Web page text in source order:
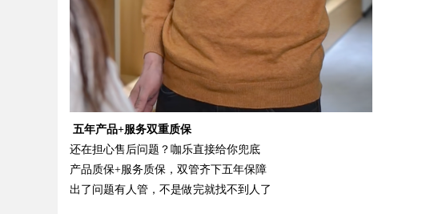
五年产品+服务双重质保
还在担心售后问题？咖乐直接给你兜底
产品质保+服务质保，双管齐下五年保障
出了问题有人管，不是做完就找不到人了